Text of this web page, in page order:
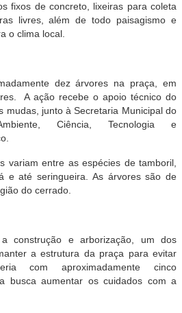
fixos de concreto, lixeiras para coleta
livres, além de todo paisagismo e
o clima local.
dez árvores na praça, em
A ação recebe o apoio técnico do
mudas, junto à Secretaria Municipal do
Ciência, Tecnologia e
variam entre as espécies de tamboril,
e até seringueira. As árvores são de
do cerrado.
construção e arborização, um dos
a estrutura da praça para evitar
com aproximadamente cinco
busca aumentar os cuidados com a